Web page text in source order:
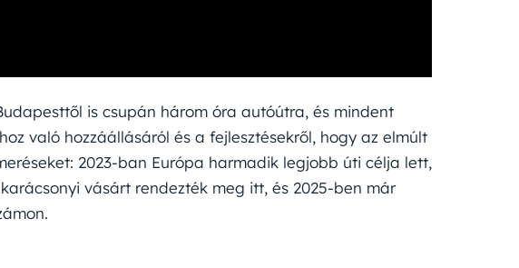
is csupán három óra autóútra, és mindent
való hozzáállásáról és a fejlesztésekről, hogy az elmúlt
2023-ban Európa harmadik legjobb úti célja lett,
vásárt rendezték meg itt, és 2025-ben már